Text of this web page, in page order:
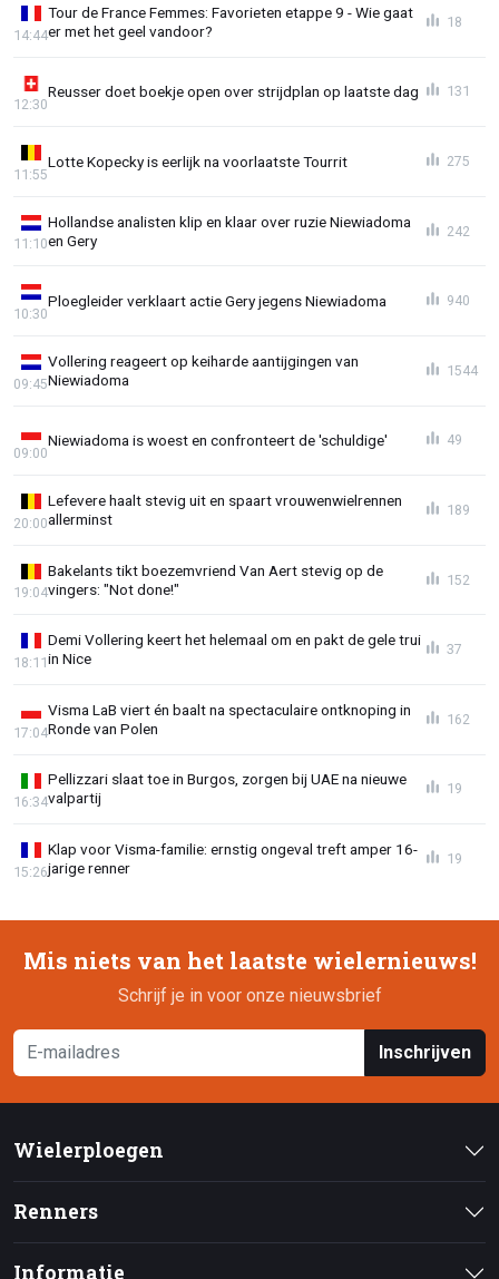
Tour de France Femmes: Favorieten etappe 9 - Wie gaat
er met het geel vandoor?
14:44
18
Reusser doet boekje open over strijdplan op laatste dag
12:30
131
Lotte Kopecky is eerlijk na voorlaatste Tourrit
11:55
275
Hollandse analisten klip en klaar over ruzie Niewiadoma
en Gery
11:10
242
Ploegleider verklaart actie Gery jegens Niewiadoma
10:30
940
Vollering reageert op keiharde aantijgingen van
Niewiadoma
09:45
1544
Niewiadoma is woest en confronteert de 'schuldige'
09:00
49
Lefevere haalt stevig uit en spaart vrouwenwielrennen
allerminst
20:00
189
Bakelants tikt boezemvriend Van Aert stevig op de
vingers: "Not done!"
19:04
152
Demi Vollering keert het helemaal om en pakt de gele trui
in Nice
18:11
37
Visma LaB viert én baalt na spectaculaire ontknoping in
Ronde van Polen
17:04
162
Pellizzari slaat toe in Burgos, zorgen bij UAE na nieuwe
valpartij
16:34
19
Klap voor Visma-familie: ernstig ongeval treft amper 16-
jarige renner
15:26
19
Mis niets van het laatste wielernieuws!
Schrijf je in voor onze nieuwsbrief
Inschrijven
Wielerploegen
Renners
Informatie